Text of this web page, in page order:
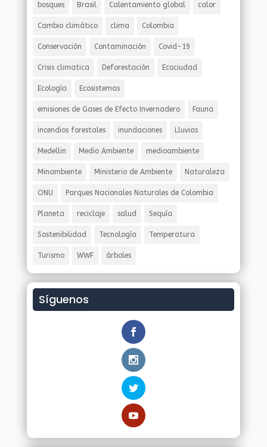
bosques Brasil Calentamiento global calor
Cambio climático clima Colombia
Conservación Contaminación Covid-19
Crisis climatica Deforestación Ecociudad
Ecología Ecosistemas
emisiones de Gases de Efecto Invernadero Fauna
incendios forestales inundaciones Lluvias
Medellin Medio Ambiente medioambiente
Minambiente Ministerio de Ambiente Naturaleza
ONU Parques Nacionales Naturales de Colombia
Planeta reciclaje salud Sequía
Sostenibilidad Tecnología Temperatura
Turismo WWF árboles
Síguenos